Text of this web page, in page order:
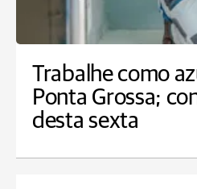
Trabalhe como
Ponta Grossa;
desta sexta